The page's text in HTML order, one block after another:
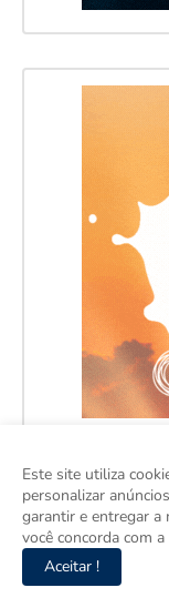
Este site utiliza
personalizar
garantir e entregar a
você concorda com
Aceitar !